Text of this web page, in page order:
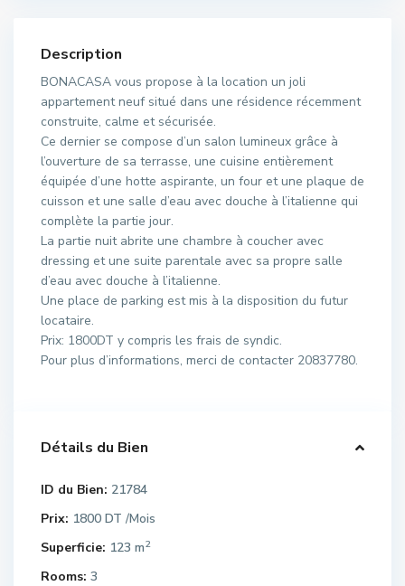
Description
BONACASA vous propose à la location un joli
appartement neuf situé dans une résidence récemment
construite, calme et sécurisée.
Ce dernier se compose d’un salon lumineux grâce à
l’ouverture de sa terrasse, une cuisine entièrement
équipée d’une hotte aspirante, un four et une plaque de
cuisson et une salle d’eau avec douche à l’italienne qui
complète la partie jour.
La partie nuit abrite une chambre à coucher avec
dressing et une suite parentale avec sa propre salle
d’eau avec douche à l’italienne.
Une place de parking est mis à la disposition du futur
locataire.
Prix: 1800DT y compris les frais de syndic.
Pour plus d’informations, merci de contacter 20837780.
Détails du Bien
ID du Bien: 21784
Prix: 1800 DT /Mois
Superficie: 123 m2
Rooms: 3